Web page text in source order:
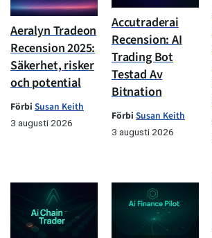
Aeralyn Tradeon
Recension 2025:
Säkerhet, risker
och potential
Förbi Susan Keith
3 augusti 2026
Accutraderai
Recension: AI
Trading Bot
Testad Av
Bitnation
Förbi Susan Keith
3 augusti 2026